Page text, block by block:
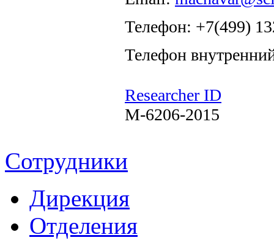
Телефон: +7(499)
Телефон
Researcher ID
M-6206-2015
Сотрудники
Дирекция
Отделения